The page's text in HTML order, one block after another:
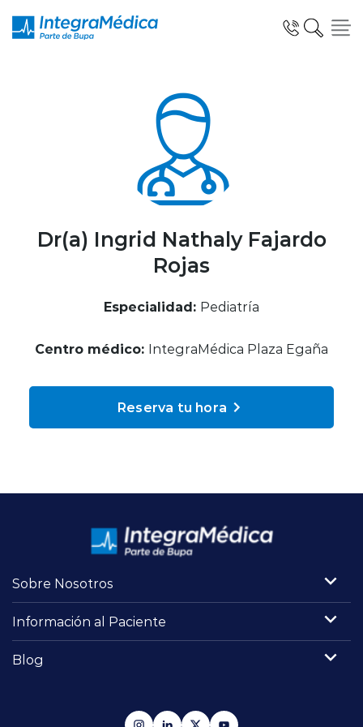
Especialidades y Servicios
Telemedicina Blua
Clínicas Dentales
Reserva de Horas
Mi Portal Bupa
Dr(a) Ingrid Nathaly Fajardo
Rojas
Especialidad: Pediatría
Centro médico: IntegraMédica Plaza Egaña
Reserva tu hora
Sobre Nosotros
Información al Paciente
Blog